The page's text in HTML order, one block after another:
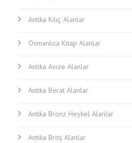
Antika Kılıç Alanlar
Osmanlıca Kitap Alanlar
Antika Avize Alanlar
Antika Berat Alanlar
Antika Bronz Heykel Alanlar
Antika Broş Alanlar